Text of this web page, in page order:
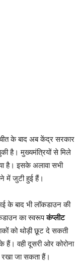
के बाद अब केंद्र सरकार
है। मुख्यमंत्रियों से मिले
है। इसके अलावा सभी
में जुटी हुई हैं।
के बाद भी लॉकडाउन की
का स्वरूपकंप्लीट
को थोड़ी छू़ट दे सकती
हैं। वही दूसरी ओर कोरोना
रखा जा सकता हैं।